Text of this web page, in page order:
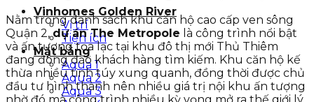
Vinhomes Golden River
Vị trí
Tiện ích
Mặt bằng
Aqua 1
Aqua 2
Aqua 3
Nằm trong danh sách khu căn hộ cao cấp ven sông
Quận 2,dự án The Metropole là công trình nổi bật
và ấn tượng tọa lạc tại khu đô thị mới Thủ Thiêm
đang đông đảo khách hàng tìm kiếm. Khu căn hộ kế
thừa nhiều tinh túy xung quanh, đồng thời được chủ
đầu tư hình thành nên nhiều giá trị nội khu ấn tượng